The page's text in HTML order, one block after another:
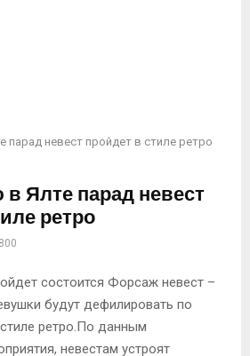
парад невест пройдет в стиле ретро
Ялте парад невест
ретро
800
состоится Форсаж невест –
будут дефилировать по
ретро.По данным
невестам устроят